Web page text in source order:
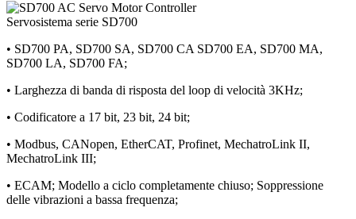
Servosistema serie SD700
• SD700 PA, SD700 SA, SD700 CA SD700 EA, SD700 MA,
SD700 LA, SD700 FA;
• Larghezza di banda di risposta del loop di velocità 3KHz;
• Codificatore a 17 bit, 23 bit, 24 bit;
• Modbus, CANopen, EtherCAT, Profinet, MechatroLink II,
MechatroLink III;
• ECAM; Modello a ciclo completamente chiuso; Soppressione
delle vibrazioni a bassa frequenza;